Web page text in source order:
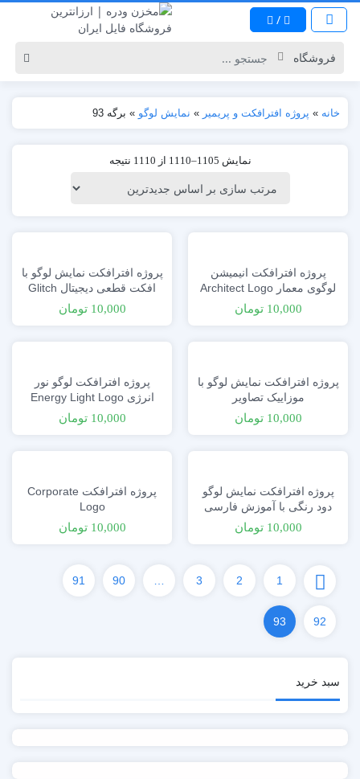
/
خانه » پروژه افترافکت و پریمیر » نمایش لوگو » برگه 93
نمایش 1105–1110 از 1110 نتیجه
پروژه افترافکت انیمیشن
لوگوی معمار Architect Logo
Reveal
10,000 تومان
پروژه افترافکت نمایش لوگو با
افکت قطعی دیجیتال Glitch
10,000 تومان
پروژه افترافکت نمایش لوگو با
موزاییک تصاویر
10,000 تومان
پروژه افترافکت لوگو نور
انرژی Energy Light Logo
10,000 تومان
پروژه افترافکت نمایش لوگو
دود رنگی با آموزش فارسی
10,000 تومان
پروژه افترافکت Corporate
Logo
10,000 تومان
1
2
3
90
91
92
93
سبد خرید